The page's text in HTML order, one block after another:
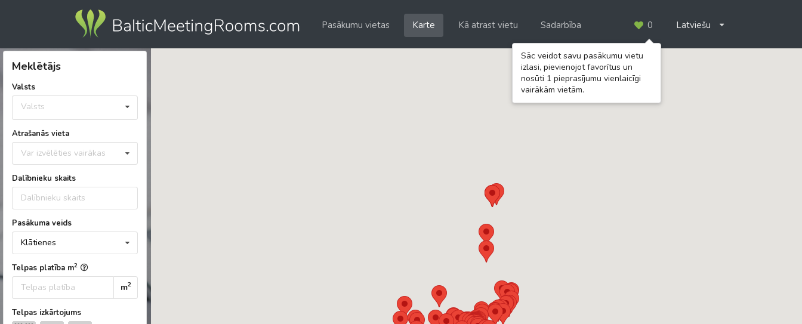
Pasākumu vietas Karte Kā atrast vietu Sadarbība 0 Latviešu
Meklētājs
Valsts
Valsts
Atrašanās vieta
Var izvēlēties vairākas
Dalībnieku skaits
Pasākuma veids
Klātienes
Telpas platība m2
m2
Telpas izkārtojums
Sāc veidot savu pasākumu vietu
izlasi, pievienojot favorītus un
nosūti 1 pieprasījumu vienlaicīgi
vairākām vietām.